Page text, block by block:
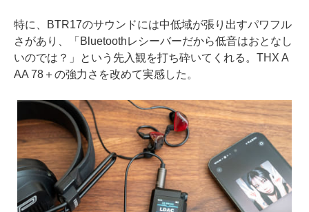
特に、BTR17のサウンドには中低域が張り出すパワフル
さがあり、「Bluetoothレシーバーだから低音はおとなし
いのでは？」という先入観を打ち砕いてくれる。THX A
AA 78＋の強力さを改めて実感した。